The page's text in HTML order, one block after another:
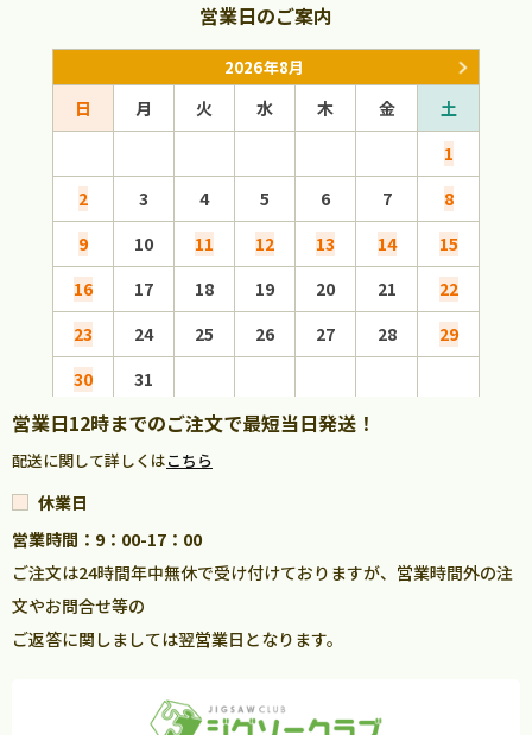
営業日のご案内
2026年8月
日 月 火 水 木 金
土
1
2
3 4 5 6 7
8
9
10 11 12 13 14
15
16
17 18 19 20 21
22
23
24 25 26 27 28
29
30
31
営業日12時までのご注文で最短当日発送！
配送に関して詳しくはこちら
休業日
営業時間：9：00-17：00
ご注文は24時間年中無休で受け付けておりますが、営業時間外の注
文やお問合せ等の
ご返答に関しましては翌営業日となります。